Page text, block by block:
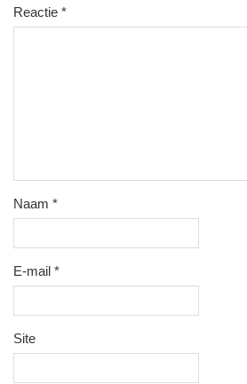
Reactie *
Naam *
E-mail *
Site